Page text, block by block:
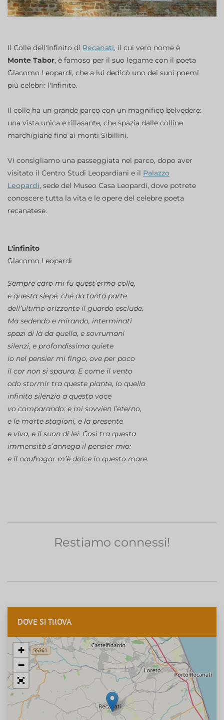
Il Colle dell'Infinito di Recanati, il cui vero nome è
Monte Tabor, è famoso per il suo legame con il poeta
Giacomo Leopardi, che a lui dedicò uno dei suoi poemi
più celebri: l'Infinito.
Il colle ha un grande parco con un magnifico belvedere:
una vista unica e rillasante, che spazia dalle colline
marchigiane fino ai monti Sibillini.
Vi consigliamo una passeggiata nel parco, dopo aver
visitato il Centro Studi Leopardiani e il Palazzo
Leopardi, sede del Museo Casa Leopardi, dove potrete
conoscere tutta la vita e le opere del celebre poeta
recanatese.
L'infinito
Giacomo Leopardi
Sempre caro mi fu quest’ermo colle,
e questa siepe, che da tanta parte
dell’ultimo orizzonte il guardo esclude.
Ma sedendo e mirando, interminati
spazi di là da quella, e sovrumani
silenzi, e profondissima quïete
io nel pensier mi fingo, ove per poco
il cor non si spaura. E come il vento
odo stormir tra queste piante, io quello
infinito silenzio a questa voce
vo comparando: e mi sovvien l’eterno,
e le morte stagioni, e la presente
e viva, e il suon di lei. Così tra questa
immensità s’annega il pensier mio:
e il naufragar m’è dolce in questo mare.
Restiamo connessi!
DOVE SI TROVA
+
−